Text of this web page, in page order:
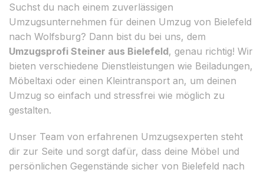
Suchst du nach einem zuverlässigen
Umzugsunternehmen für deinen Umzug von Bielefeld
nach Wolfsburg? Dann bist du bei uns, dem
Umzugsprofi Steiner aus Bielefeld, genau richtig! Wir
bieten verschiedene Dienstleistungen wie Beiladungen,
Möbeltaxi oder einen Kleintransport an, um deinen
Umzug so einfach und stressfrei wie möglich zu
gestalten.
Unser Team von erfahrenen Umzugsexperten steht
dir zur Seite und sorgt dafür, dass deine Möbel und
persönlichen Gegenstände sicher von Bielefeld nach